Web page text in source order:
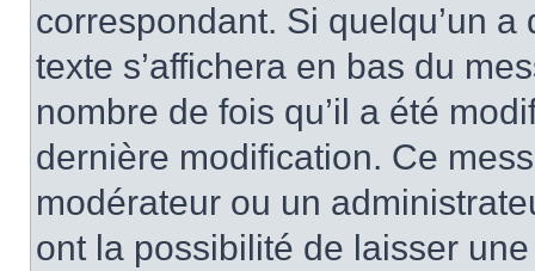
correspondant. Si quelqu’un
texte s’affichera en bas du
nombre de fois qu’il a été
dernière modification. Ce
modérateur ou un
ont la possibilité de laisser